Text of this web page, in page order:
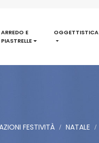
ARREDO E
PIASTRELLE
OGGETTISTICA
FESTIVITÀ NATALE